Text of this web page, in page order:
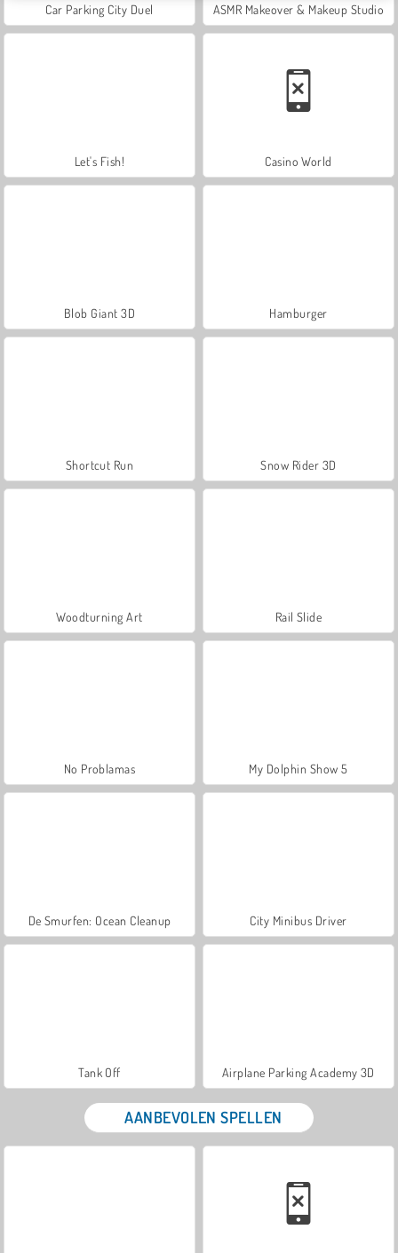
Car Parking City Duel ASMR Makeover & Makeup Studio
Let's Fish! Casino World
Blob Giant 3D Hamburger
Shortcut Run Snow Rider 3D
Woodturning Art Rail Slide
No Problamas My Dolphin Show 5
De Smurfen: Ocean Cleanup City Minibus Driver
Tank Off Airplane Parking Academy 3D
AANBEVOLEN SPELLEN